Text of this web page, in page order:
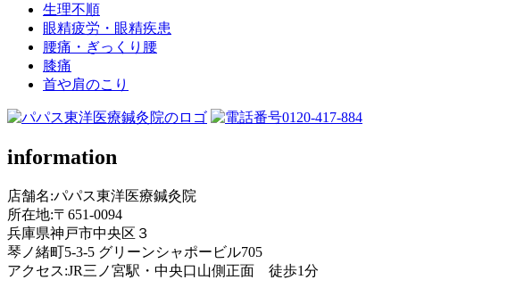
生理不順
眼精疲労・眼精疾患
腰痛・ぎっくり腰
膝痛
首や肩のこり
information
店舗名:パパス東洋医療鍼灸院
所在地:〒651-0094
兵庫県神戸市中央区３
琴ノ緒町5-3-5 グリーンシャポービル705
アクセス:JR三ノ宮駅・中央口山側正面 徒歩1分